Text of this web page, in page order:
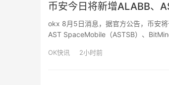
币安今日将新增ALABB、
okx 8月5日消息，据官方公告，币安
AST SpaceMobile（ASTSB）、
OK快讯 2小时前